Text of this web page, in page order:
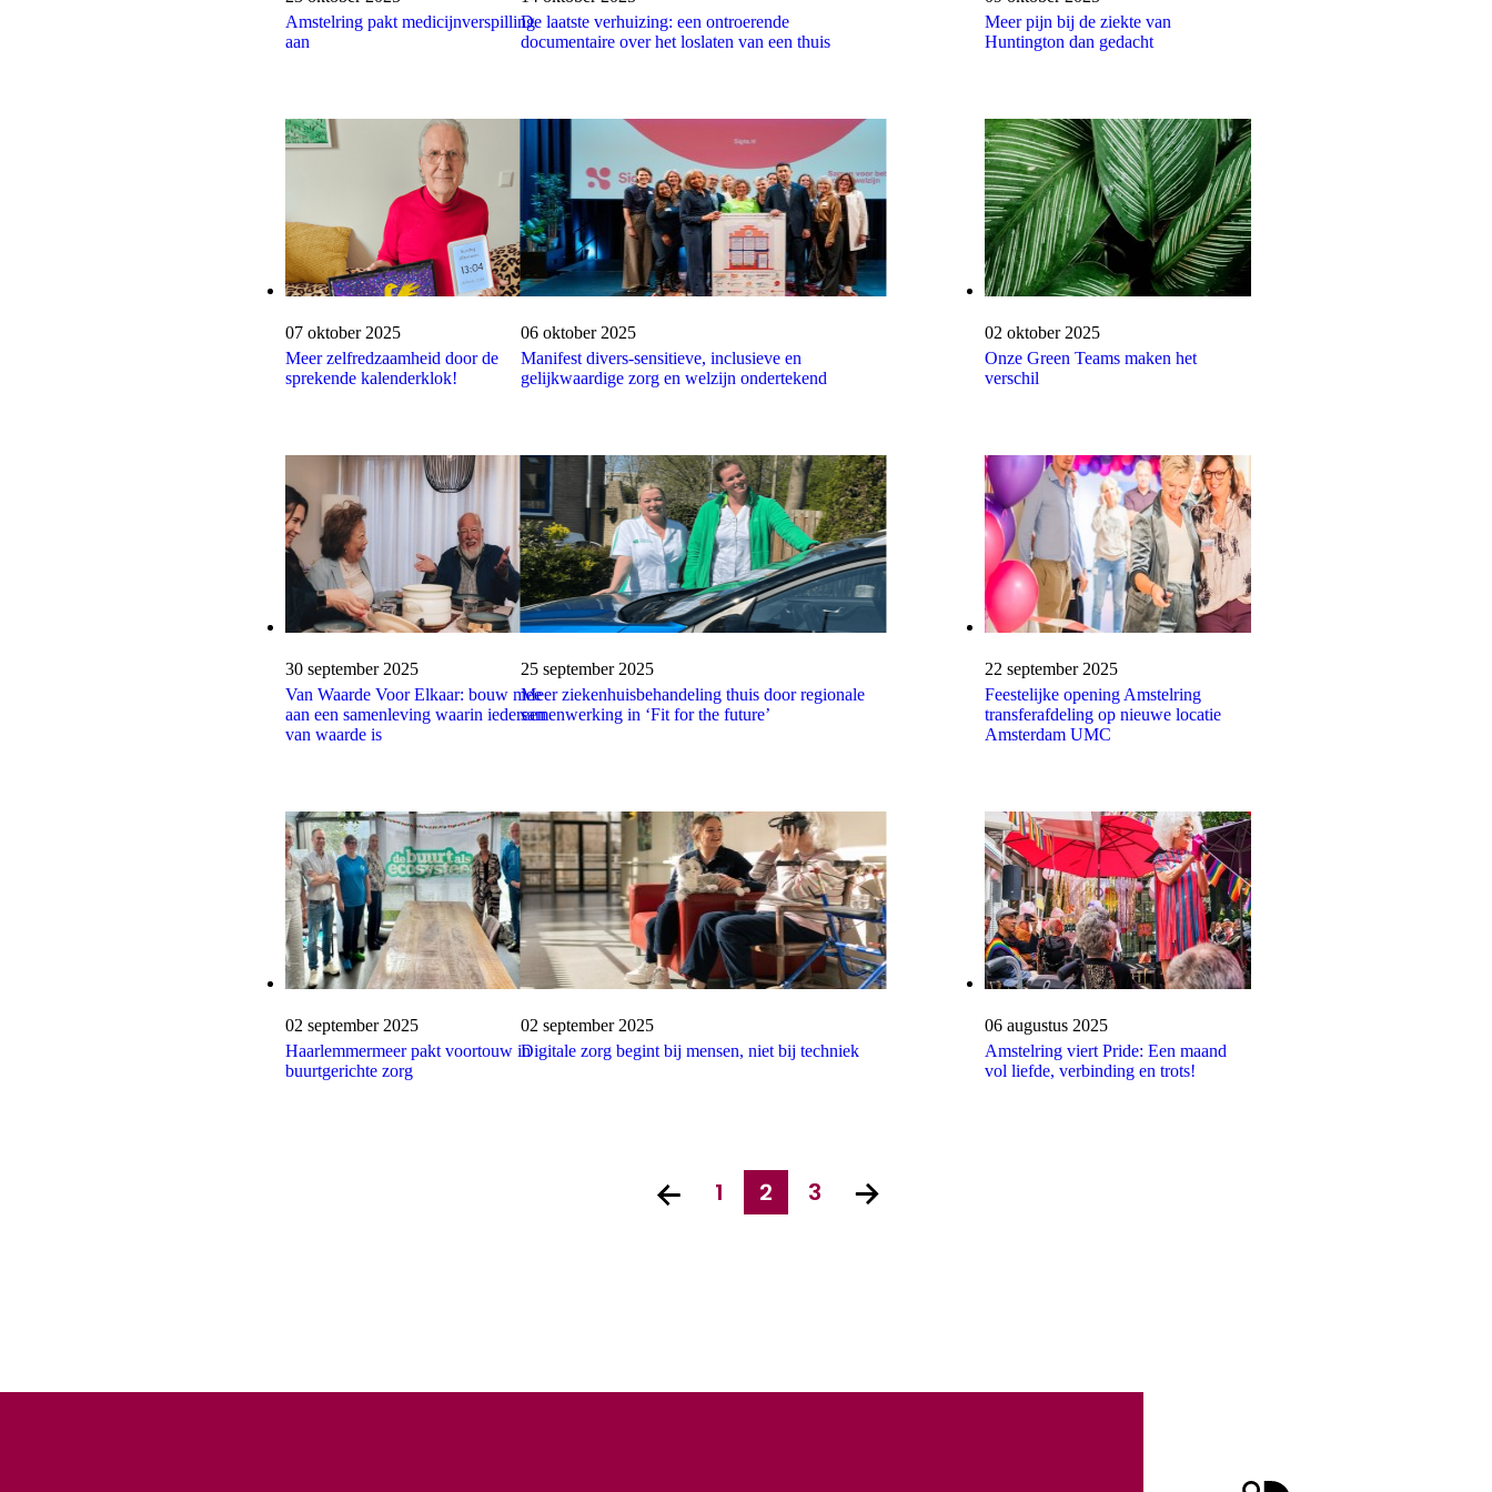
Amstelring pakt medicijnverspilling
aan
De laatste verhuizing: een ontroerende
documentaire over het loslaten van een thuis
Meer pijn bij de ziekte van
Huntington dan gedacht
Meer zelfredzaamheid door de
sprekende kalenderklok!
Publicatiedatum:
07 oktober 2025
Manifest divers-sensitieve, inclusieve en
gelijkwaardige zorg en welzijn ondertekend
Publicatiedatum:
06 oktober 2025
Onze Green Teams maken het
verschil
Publicatiedatum:
02 oktober 2025
Van Waarde Voor Elkaar: bouw mee
aan een samenleving waarin iedereen
van waarde is
Publicatiedatum:
30 september 2025
Meer ziekenhuisbehandeling thuis door regionale
samenwerking in ‘Fit for the future’
Publicatiedatum:
25 september 2025
Feestelijke opening Amstelring
transferafdeling op nieuwe locatie
Amsterdam UMC
Publicatiedatum:
22 september 2025
Haarlemmermeer pakt voortouw in
buurtgerichte zorg
Publicatiedatum:
02 september 2025
Digitale zorg begint bij mensen, niet bij techniek
Publicatiedatum:
02 september 2025
Amstelring viert Pride: Een maand
vol liefde, verbinding en trots!
Publicatiedatum:
06 augustus 2025
Vorige pagina
1pagina
2huidige pagina
3paginaVolgende pagina